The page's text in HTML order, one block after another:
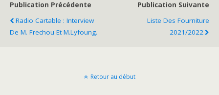
Publication Précédente
Radio Cartable : Interview
De M. Frechou Et M.Lyfoung.
Publication Suivante
Liste Des Fourniture
2021/2022
Retour au début